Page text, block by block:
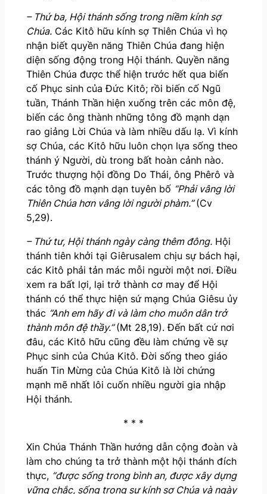
– Thứ ba, Hội thánh sống trong niềm kính sợ
Chúa.Các Kitô hữu kính sợ Thiên Chúa vì họ
nhận biết quyền năng Thiên Chúa đang hiện
diện sống động trong Hội thánh. Quyền năng
Thiên Chúa được thể hiện trước hết qua biến
cố Phục sinh của Đức Kitô; rồi biến cố Ngũ
tuần, Thánh Thần hiện xuống trên các môn đệ,
biến các ông thành những tông đồ mạnh dạn
rao giảng Lời Chúa và làm nhiều dấu lạ. Vì kính
sợ Chúa, các Kitô hữu luôn chọn lựa sống theo
thánh ý Người, dù trong bất hoàn cảnh nào.
Trước thượng hội đồng Do Thái, ông Phêrô và
các tông đồ mạnh dạn tuyên bố “Phải vâng lời
Thiên Chúa hơn vâng lời người phàm.”(Cv
5,29).
– Thứ tư, Hội thánh ngày càng thêm đông.Hội
thánh tiên khởi tại Giêrusalem chịu sự bách hại,
các Kitô phải tản mác mỗi người một nơi. Điều
xem ra bất lợi, lại trở thành cơ may để Hội
thánh có thể thực hiện sứ mạng Chúa Giêsu ủy
thác “Anh em hãy đi và làm cho muôn dân trở
thành môn đệ thầy.”(Mt 28,19). Đến bất cứ nơi
đâu, các Kitô hữu cũng đều làm chứng về sự
Phục sinh của Chúa Kitô. Đời sống theo giáo
huấn Tin Mừng của Chúa Kitô là lời chứng
mạnh mẽ nhất lôi cuốn nhiều người gia nhập
Hội thánh.
* * *
Xin Chúa Thánh Thần hướng dẫn cộng đoàn và
làm cho chúng ta trở thành một hội thánh đích
thực, “được sống trong bình an, được xây dựng
vững chắc, sống trong sự kính sợ Chúa và ngày